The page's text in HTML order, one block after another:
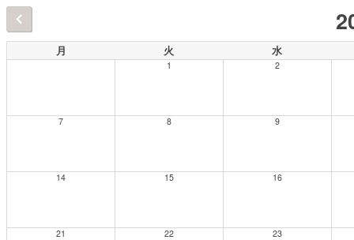
月 火 水
1 2
7 8 9
14 15 16
21 22 23